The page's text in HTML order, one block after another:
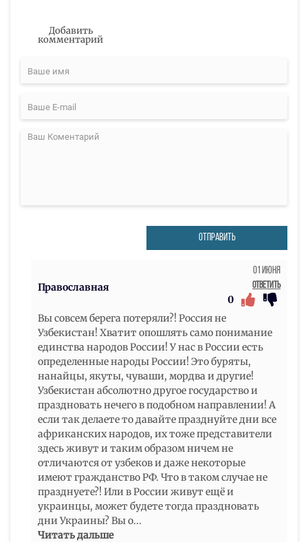
Добавить
комментарий
ОТПРАВИТЬ
Православная
01 Июня
Ответить
0
Вы совсем берега потеряли?! Россия не
Узбекистан! Хватит опошлять само понимание
единства народов России! У нас в России есть
определенные народы России! Это буряты,
нанайцы, якуты, чуваши, мордва и другие!
Узбекистан абсолютно другое государство и
праздновать нечего в подобном направлении! А
если так делаете то давайте празднуйте дни все
африканских народов, их тоже представители
здесь живут и таким образом ничем не
отличаются от узбеков и даже некоторые
имеют гражданство РФ. Что в таком случае не
празднуете?! Или в России живут ещё и
украинцы, может будете тогда праздновать
дни Украины? Вы о...
Читать дальше